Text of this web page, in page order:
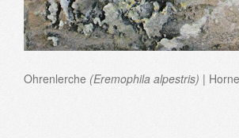
Ohrenlerche (Eremophila alpestris) |